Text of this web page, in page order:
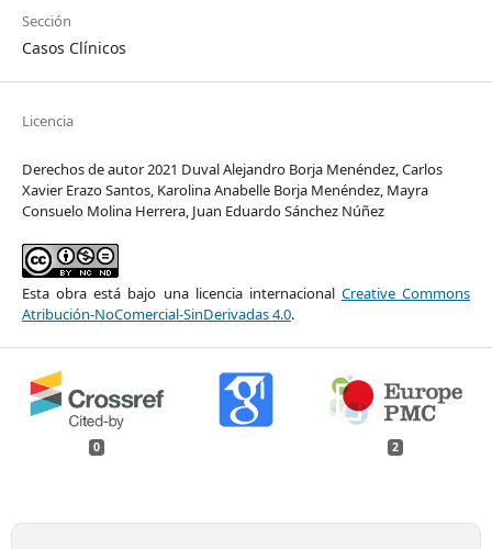
Sección
Casos Clínicos
Licencia
Derechos de autor 2021 Duval Alejandro Borja Menéndez, Carlos
Xavier Erazo Santos, Karolina Anabelle Borja Menéndez, Mayra
Consuelo Molina Herrera, Juan Eduardo Sánchez Núñez
Esta obra está bajo una licencia internacional Creative Commons
Atribución-NoComercial-SinDerivadas 4.0.
0 2